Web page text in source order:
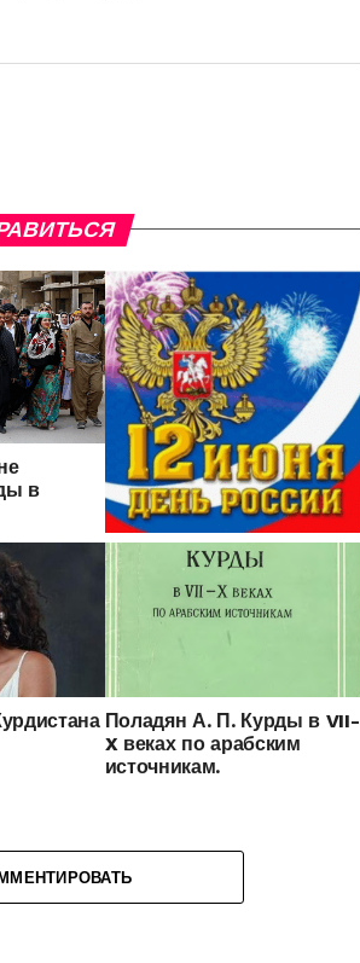
и этнографии
в
С ДНЕМ РОССИИ!!!
Поладян А. П. Курды в VII-
X веках по арабским
источникам.